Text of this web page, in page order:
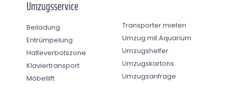
Umzugsservice
Beiladung
Entrümpelung
Halteverbotszone
Klaviertransport
Möbellift
Transporter mieten
Umzug mit Aquarium
Umzugshelfer
Umzugskartons
Umzugsanfrage